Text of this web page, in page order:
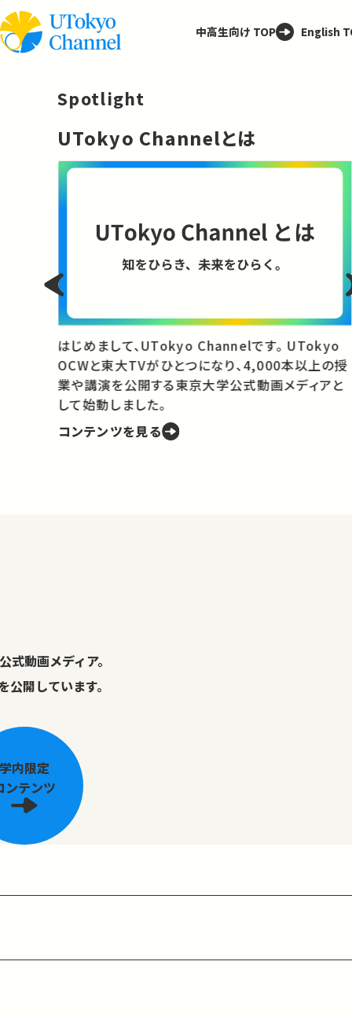
中高生向け TOP English
Spotlight
UTokyo Channelとは
はじめまして、UTokyo Channelです。 UTokyo
OCWと東大TVがひとつになり、4,000本以上の授
業や講演を公開する東京大学公式動画メディアと
して始動しました。
コンテンツを見る
式動画メディア。
開しています。
学内限定
ンテンツ